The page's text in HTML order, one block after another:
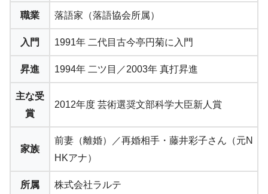
職業 落語家（落語協会所属）
入門 1991年 二代目古今亭円菊に入門
昇進 1994年 二ツ目／2003年 真打昇進
主な受
賞
2012年度 芸術選奨文部科学大臣新人賞
家族
前妻（離婚）／再婚相手・藤井彩子さん（元N
HKアナ）
所属 株式会社ラルテ